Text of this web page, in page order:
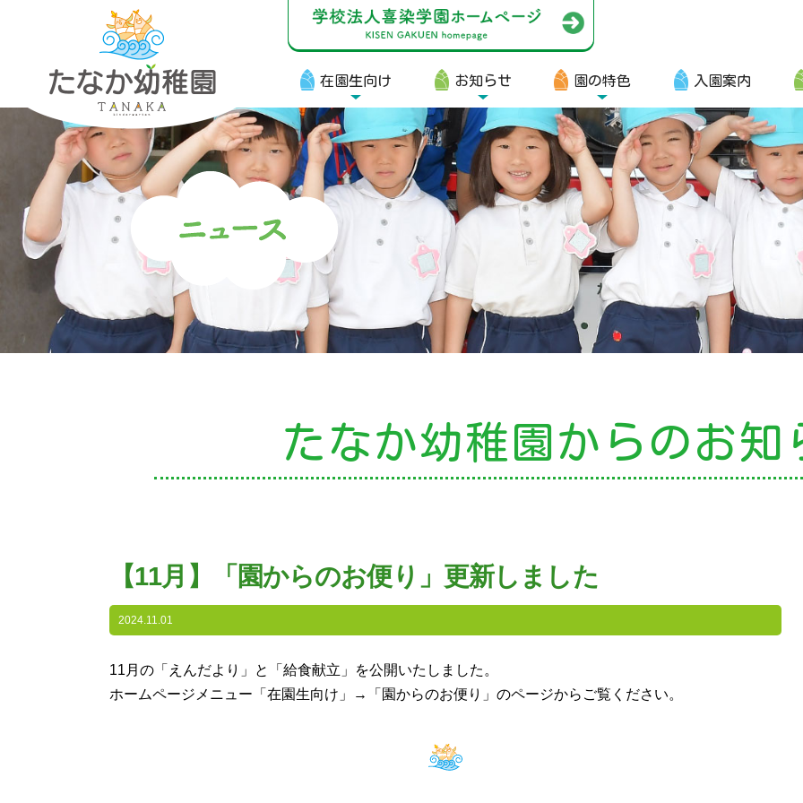
在園生向け お知らせ 園の特色 入園案内
在園生向け
・資料ダウンロード
・園からのお便り
・動画
・写真館（販売）
お知らせ
・ニュース
園の特色
・園の特色
・アクセス
未就園児教室
課外授業
たなか幼稚園から のお知
【11月】「園からのお便り」更新しました
2024.11.01
11月の「えんだより」と「給食献立」を公開いたしました。
ホームページメニュー「在園生向け」→「園からのお便り」のページからご覧ください。